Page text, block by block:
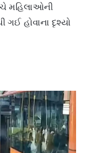
મહિલાઓની
હોવાના દૃશ્યો